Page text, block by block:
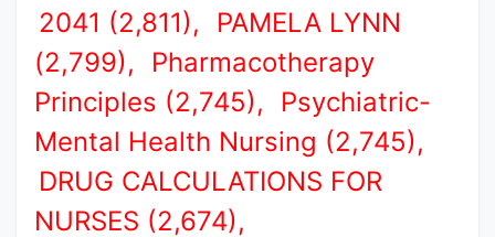
2041 (2,811),
PAMELA LYNN
(2,799),
Pharmacotherapy
Principles (2,745),
Psychiatric-
Mental Health Nursing (2,745),
DRUG CALCULATIONS FOR
NURSES (2,674),